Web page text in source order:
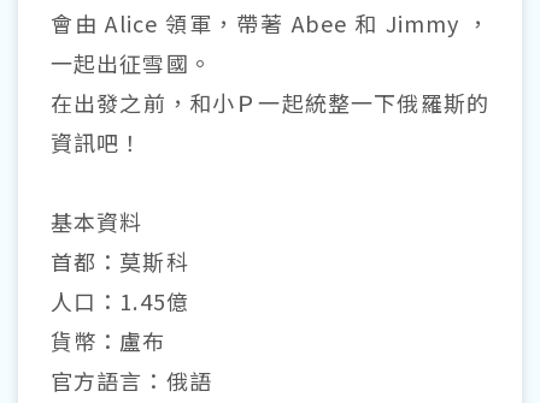
會由 Alice 領軍，帶著 Abee 和 Jimmy ，
一起出征雪國。
在出發之前，和小Ｐ一起統整一下俄羅斯的
資訊吧！
基本資料
首都：莫斯科
人口：1.45億
貨幣：盧布
官方語言：俄語